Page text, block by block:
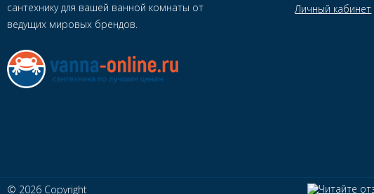
сантехнику для вашей ванной комнаты от
ведущих мировых брендов.
Личный кабинет
© 2026 Copyright